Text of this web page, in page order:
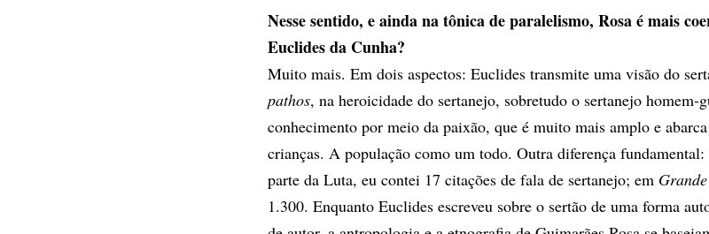
Nesse sentido, e ainda na tônica de paralelismo, Rosa é mais
Euclides da Cunha?
Muito mais. Em dois aspectos: Euclides transmite uma visão do
pathos, na heroicidade do sertanejo, sobretudo o sertanejo homem-
conhecimento por meio da paixão, que é muito mais amplo e
crianças. A população como um todo. Outra diferença fundamental:
parte da Luta, eu contei 17 citações de fala de sertanejo; em
1.300. Enquanto Euclides escreveu sobre o sertão de uma forma